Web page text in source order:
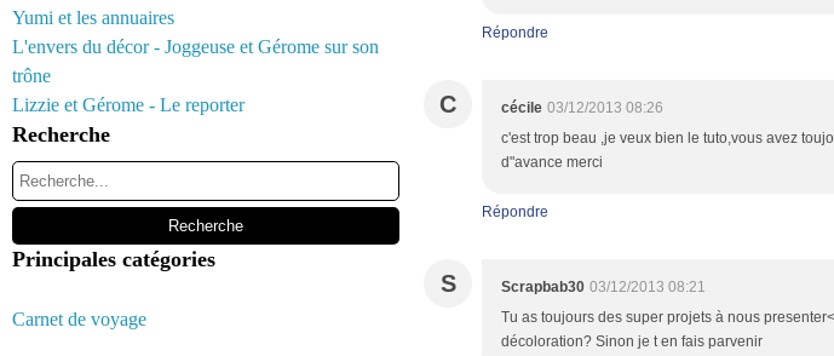
Yumi et les annuaires
L'envers du décor - Joggeuse et Gérome sur son
trône
Lizzie et Gérome - Le reporter
Recherche
Principales catégories
Carnet de voyage
Répondre
C cécile 03/12/2013 08:26
c'est trop beau ,je veux bien le tuto,vous avez
d"avance merci
Répondre
S Scrapbab30 03/12/2013 08:21
Tu as toujours des super projets à nous
décoloration? Sinon je t en fais parvenir